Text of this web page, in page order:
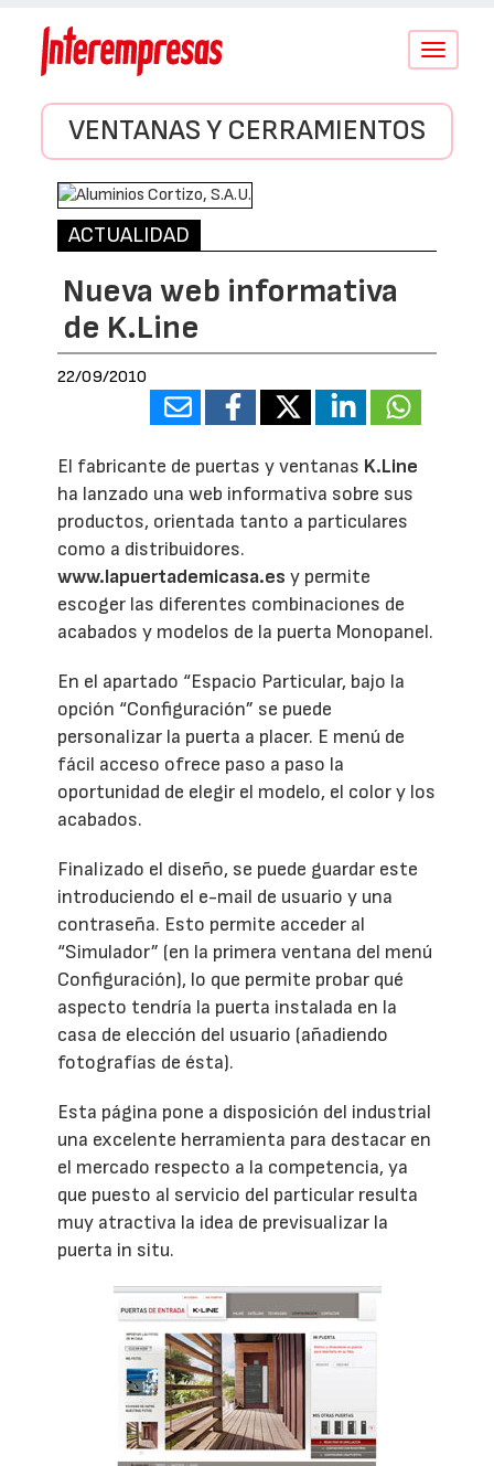
Conmutar
VENTANAS Y CERRAMIENTOS
ACTUALIDAD
Nueva web informativa
de K.Line
22/09/2010
El fabricante de puertas y ventanas K.Line
ha lanzado una web informativa sobre sus
productos, orientada tanto a particulares
como a distribuidores.
www.lapuertademicasa.es y permite
escoger las diferentes combinaciones de
acabados y modelos de la puerta Monopanel.
En el apartado “Espacio Particular, bajo la
opción “Configuración” se puede
personalizar la puerta a placer. E menú de
fácil acceso ofrece paso a paso la
oportunidad de elegir el modelo, el color y los
acabados.
Finalizado el diseño, se puede guardar este
introduciendo el e-mail de usuario y una
contraseña. Esto permite acceder al
“Simulador” (en la primera ventana del menú
Configuración), lo que permite probar qué
aspecto tendría la puerta instalada en la
casa de elección del usuario (añadiendo
fotografías de ésta).
Esta página pone a disposición del industrial
una excelente herramienta para destacar en
el mercado respecto a la competencia, ya
que puesto al servicio del particular resulta
muy atractiva la idea de previsualizar la
puerta in situ.